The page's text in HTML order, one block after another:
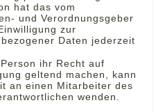
hat das vom
und Verordnungsgeber
zur
Daten jederzeit
ihr Recht auf
geltend machen, kann
an einen Mitarbeiter des
wenden.